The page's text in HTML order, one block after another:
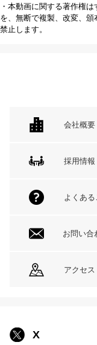
・本動画に関する著作権
を、無断で複製、改変、
禁止します。
会社概要
採用情報
よくあ
お問い合
アクセス
X